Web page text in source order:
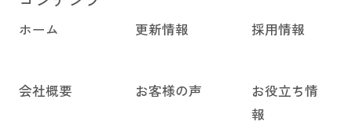
ホーム 更新情報 採用情報
会社概要 お客様の声
お役立ち情
報